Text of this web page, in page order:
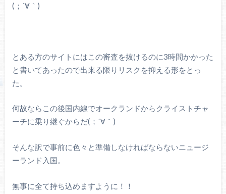
(；´∀｀ )
とある方のサイトにはこの審査を抜けるのに3時間かかった
と書いてあったので出来る限りリスクを抑える形をとっ
た。
何故ならこの後国内線でオークランドからクライストチャ
ーチに乗り継ぐからだ(；´∀｀ )
そんな訳で事前に色々と準備しなければならないニュージ
ーランド入国。
無事に全て持ち込めますように！！